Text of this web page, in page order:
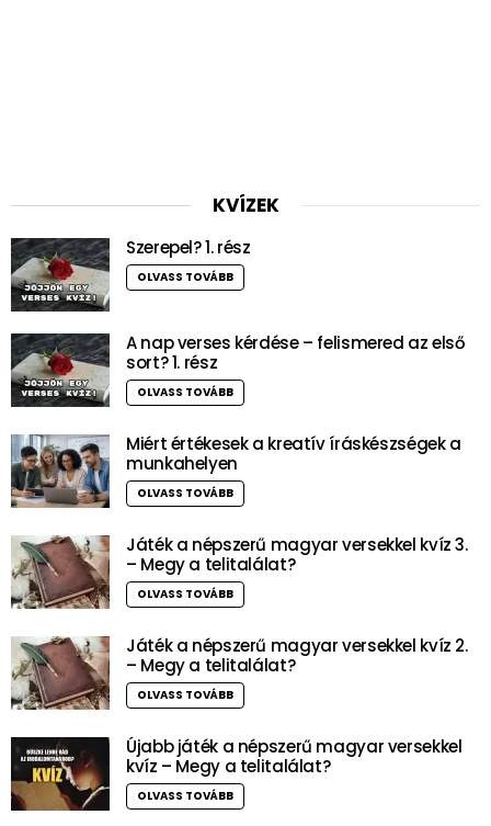
KVÍZEK
Szerepel? 1. rész
OLVASS TOVÁBB
A nap verses kérdése – felismered az első
sort? 1. rész
OLVASS TOVÁBB
Miért értékesek a kreatív íráskészségek a
munkahelyen
OLVASS TOVÁBB
Játék a népszerű magyar versekkel kvíz 3.
– Megy a telitalálat?
OLVASS TOVÁBB
Játék a népszerű magyar versekkel kvíz 2.
– Megy a telitalálat?
OLVASS TOVÁBB
Újabb játék a népszerű magyar versekkel
kvíz – Megy a telitalálat?
OLVASS TOVÁBB